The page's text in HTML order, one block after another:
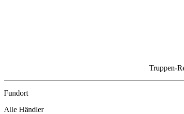
Truppen-
Fundort
Alle Händler